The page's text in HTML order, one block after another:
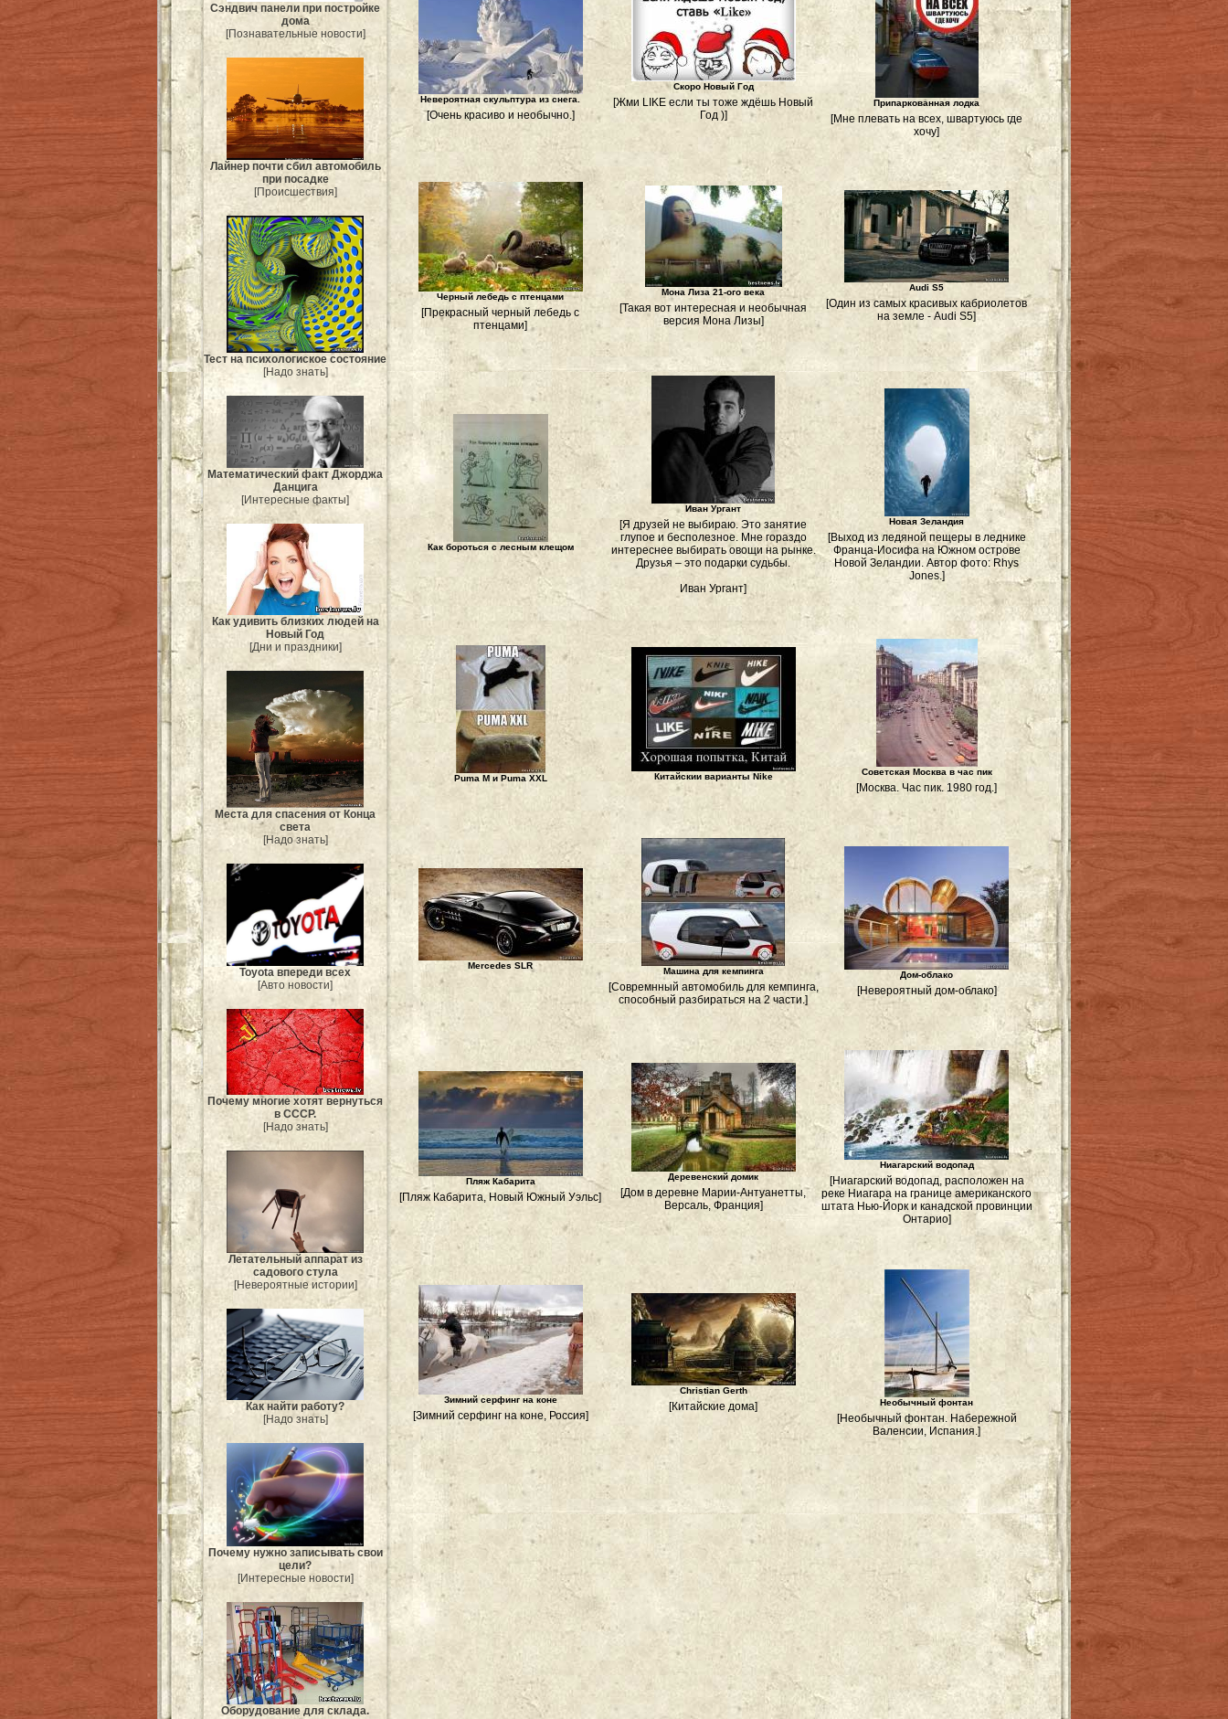
Сэндвич панели при постройке
дома
[Познавательные новости]
Лайнер почти сбил автомобиль
при посадке
[Происшествия]
Тест на психологиское состояние
[Надо знать]
Mатематический факт Джорджа
Данцига
[Интересные факты]
Как удивить близких людей на
Новый Год
[Дни и праздники]
Места для спасения от Конца
света
[Надо знать]
Toyota впереди всех
[Авто новости]
Почему многие хотят вернуться
в СССР.
[Надо знать]
Летательный аппарат из
садового стула
[Невероятные истории]
Как найти работу?
[Надо знать]
Почему нужно записывать свои
цели?
[Интересные новости]
Оборудование для склада.
Невероятная скульптура из снега.
[Очень красиво и необычно.]
Скоро Новый Год
[Жми LIKE если ты тоже ждёшь Новый
Год )]
Припаркованная лодка
[Мне плевать на всех, швартуюсь где
хочу]
Черный лебедь с птенцами
[Прекрасный черный лебедь с
птенцами]
Мона Лиза 21-ого века
[Такая вот интересная и необычная
версия Мона Лизы]
Audi S5
[Один из самых красивых кабриолетов
на земле - Audi S5]
Как бороться с лесным клещом
Иван Ургант
[Я друзей не выбираю. Это занятие
глупое и бесполезное. Мне гораздо
интереснее выбирать овощи на рынке.
Друзья – это подарки судьбы.
Иван Ургант]
Новая Зеландия
[Выход из ледяной пещеры в леднике
Франца-Иосифа на Южном острове
Новой Зеландии. Автор фото: Rhys
Jones.]
Puma M и Puma XXL Китайскии варианты Nike Советская Москва в час пик
[Москва. Час пик. 1980 год.]
Mercedes SLR
Машина для кемпинга
[Совремнный автомобиль для кемпинга,
способный разбираться на 2 части.]
Дом-облако
[Невероятный дом-облако]
Пляж Кабарита
[Пляж Кабарита, Новый Южный Уэльс]
Деревенский домик
[Дом в деревне Марии-Антуанетты,
Версаль, Франция]
Ниагарский водопад
[Ниагарский водопад, расположен на
реке Ниагара на границе американского
штата Нью-Йорк и канадской провинции
Онтарио]
Зимний серфинг на коне
[Зимний серфинг на коне, Россия]
Christian Gerth
[Китайские дома] Необычный фонтан
[Необычный фонтан. Набережной
Валенсии, Испания.]